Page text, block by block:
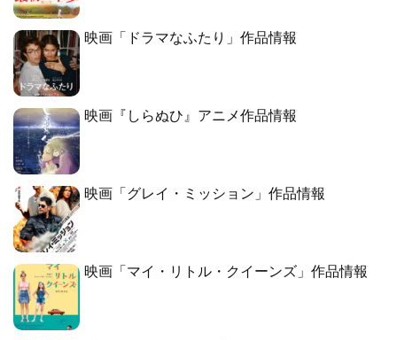
映画「ドラマなふたり」作品情報
映画『しらぬひ』アニメ作品情報
映画「グレイ・ミッション」作品情報
映画「マイ・リトル・クイーンズ」作品情報